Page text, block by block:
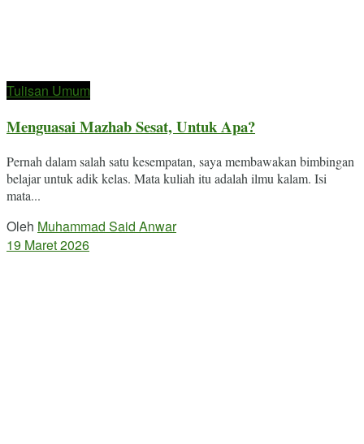
Tulisan Umum
Menguasai Mazhab Sesat, Untuk Apa?
Pernah dalam salah satu kesempatan, saya membawakan bimbingan
belajar untuk adik kelas. Mata kuliah itu adalah ilmu kalam. Isi
mata...
Oleh Muhammad Said Anwar
19 Maret 2026